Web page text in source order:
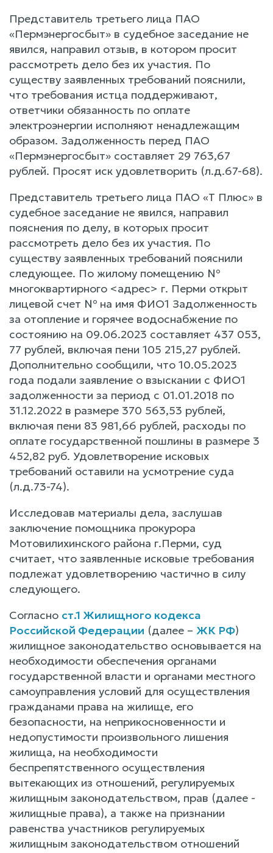
Представитель третьего лица ПАО
«Пермэнергосбыт» в судебное заседание не
явился, направил отзыв, в котором просит
рассмотреть дело без их участия. По
существу заявленных требований пояснили,
что требования истца поддерживают,
ответчики обязанность по оплате
электроэнергии исполняют ненадлежащим
образом. Задолженность перед ПАО
«Пермэнергосбыт» составляет 29 763,67
рублей. Просят иск удовлетворить (л.д.67-68).
Представитель третьего лица ПАО «Т Плюс» в
судебное заседание не явился, направил
пояснения по делу, в которых просит
рассмотреть дело без их участия. По
существу заявленных требований пояснили
следующее. По жилому помещению №
многоквартирного <адрес> г. Перми открыт
лицевой счет № на имя ФИО1 Задолженность
за отопление и горячее водоснабжение по
состоянию на 09.06.2023 составляет 437 053,
77 рублей, включая пени 105 215,27 рублей.
Дополнительно сообщили, что 10.05.2023
года подали заявление о взыскании с ФИО1
задолженности за период с 01.01.2018 по
31.12.2022 в размере 370 563,53 рублей,
включая пени 83 981,66 рублей, расходы по
оплате государственной пошлины в размере 3
452,82 руб. Удовлетворение исковых
требований оставили на усмотрение суда
(л.д.73-74).
Исследовав материалы дела, заслушав
заключение помощника прокурора
Мотовилихинского района г.Перми, суд
считает, что заявленные исковые требования
подлежат удовлетворению частично в силу
следующего.
Согласно ст.1 Жилищного кодекса
Российской Федерации (далее – ЖК РФ)
жилищное законодательство основывается на
необходимости обеспечения органами
государственной власти и органами местного
самоуправления условий для осуществления
гражданами права на жилище, его
безопасности, на неприкосновенности и
недопустимости произвольного лишения
жилища, на необходимости
беспрепятственного осуществления
вытекающих из отношений, регулируемых
жилищным законодательством, прав (далее -
жилищные права), а также на признании
равенства участников регулируемых
жилищным законодательством отношений